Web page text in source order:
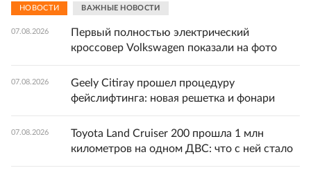
НОВОСТИ ВАЖНЫЕ НОВОСТИ
07.08.2026
Первый полностью электрический
кроссовер Volkswagen показали на фото
07.08.2026
Geely Citiray прошел процедуру
фейслифтинга: новая решетка и фонари
07.08.2026
Toyota Land Cruiser 200 прошла 1 млн
километров на одном ДВС: что с ней стало